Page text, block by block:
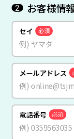
2 お客様情
セイ 必須
メールアドレス
電話番号 必須